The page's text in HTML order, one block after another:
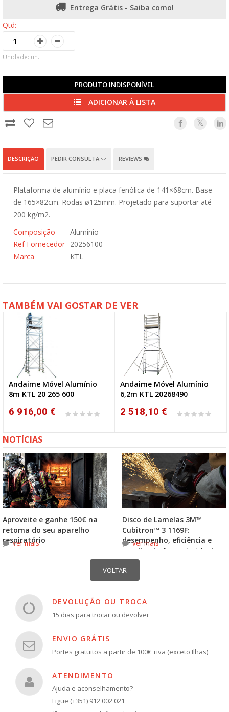
Entrega Grátis - Saiba como!
Qtd:
Unidade: un.
PRODUTO INDISPONÍVEL
ADICIONAR À LISTA
DESCRIÇÃO PEDIR CONSULTA REVIEWS
Plataforma de alumínio e placa fenólica de 141×68cm. Base
de 165×82cm. Rodas ø125mm. Projetado para suportar até
200 kg/m2.
Composição
Alumínio
Ref Fornecedor 20256100
Marca
KTL
TAMBÉM VAI GOSTAR DE VER
Andaime Móvel Alumínio
8m KTL 20 265 600
6 916,00 €
Andaime Móvel Alumínio
6,2m KTL 20268490
2 518,10 €
NOTÍCIAS
Aproveite e ganhe 150€ na
retoma do seu aparelho
respiratório
ver mais
Disco de Lamelas 3M™
Cubitron™ 3 1169F:
desempenho, eficiência e
escolha do formato ideal
ver mais
DEVOLUÇÃO OU TROCA
15 dias para trocar ou devolver
ENVIO GRÁTIS
Portes gratuitos a partir de 100€ +iva (exceto Ilhas)
ATENDIMENTO
Ajuda e aconselhamento?
Ligue (+351) 912 002 021